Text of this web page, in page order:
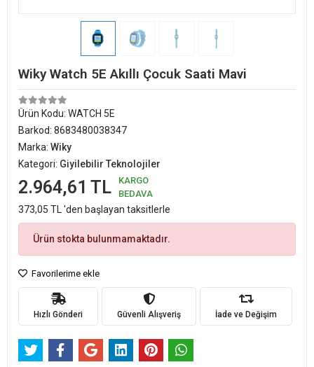
Wiky Watch 5E Akıllı Çocuk Saati Mavi
Ürün Kodu: WATCH 5E
Barkod: 8683480038347
Marka: Wiky
Kategori: Giyilebilir Teknolojiler
2.964,61 TL
KARGO
BEDAVA
373,05 TL 'den başlayan taksitlerle
Ürün stokta bulunmamaktadır.
Favorilerime ekle
Hızlı Gönderi Güvenli Alışveriş İade ve Değişim